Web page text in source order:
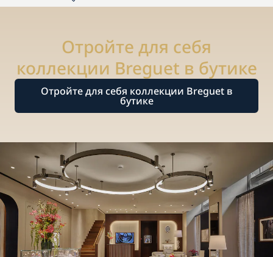
Отройте для себя
коллекции Breguet в бутике
Отройте для себя коллекции Breguet в
бутике